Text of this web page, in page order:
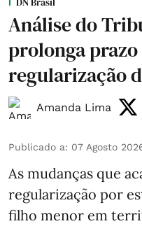
Análise do
prolonga
regularização
Amanda Lima
Publicado a: 07 Agosto
As mudanças que
regularização por
filho menor em